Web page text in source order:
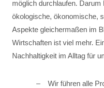
möglich durchlaufen. Darum
ökologische, ökonomische,
Aspekte gleichermaßen im
Wirtschaften ist viel mehr.
Nachhaltigkeit im Alltag für
Wir führen alle